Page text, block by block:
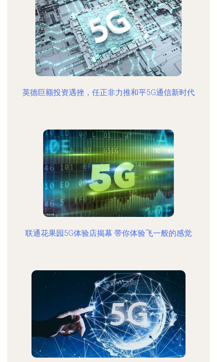
英德巨额投资遇挫，任正非力推和平5G通信新时代
联通花果园5G体验店揭幕 带你体验飞一般的感觉